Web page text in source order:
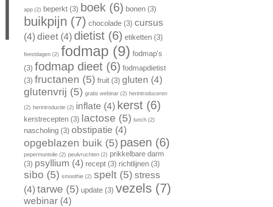
app (2) beperkt (3) boek (6) bonen (3)
buikpijn (7) chocolade (3) cursus
(4) dieet (4) dietist (6) etiketten (3)
feestdagen (2) fodmap (9) fodmap's
(3) fodmap dieet (6) fodmapdietist
(3) fructanen (5) fruit (3) gluten (4)
glutenvrij (5) gratis webinar (2) herintroduceren
(2) herintroductie (2) inflate (4) kerst (6)
kerstrecepten (3) lactose (5) lunch (2)
nascholing (3) obstipatie (4)
opgeblazen buik (5) pasen (6)
pepermuntolie (2) peulvruchten (2) prikkelbare darm
(3) psyllium (4) recept (3) richtlijnen (3)
sibo (5) smoothie (2) spelt (5) stress
(4) tarwe (5) update (3) vezels (7)
webinar (4)